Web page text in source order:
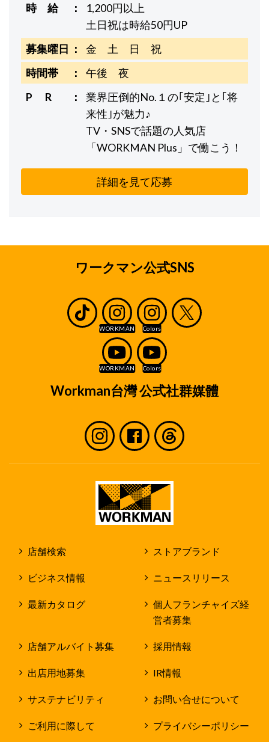
時 給
1,200円以上
土日祝は時給50円UP
募集曜日
金 土 日 祝
時間帯
午後 夜
P R
業界圧倒的No.１の｢安定｣と｢将
来性｣が魅力♪
TV・SNSで話題の人気店
「WORKMAN Plus」で働こう！
詳細を見て応募
ワークマン公式SNS
Workman台灣 公式社群媒體
店舗検索 ストアブランド
ビジネス情報 ニュースリリース
最新カタログ
個人フランチャイズ経
営者募集
店舗アルバイト募集 採用情報
出店用地募集 IR情報
サステナビリティ お問い合せについて
ご利用に際して プライバシーポリシー